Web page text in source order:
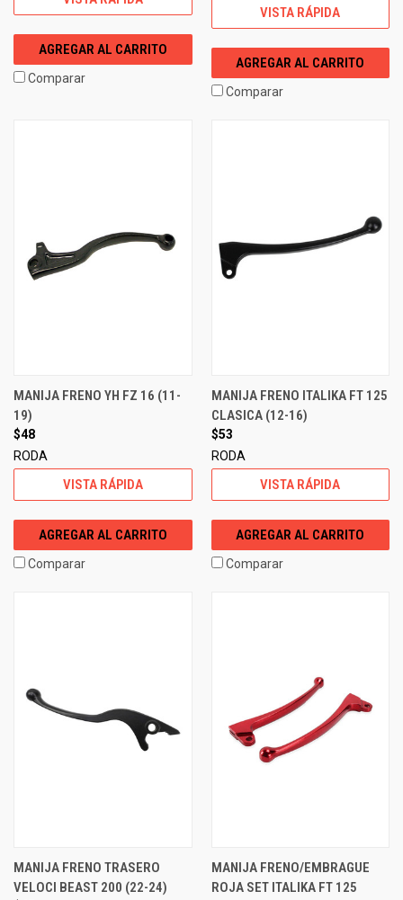
AGREGAR AL CARRITO
Comparar
VISTA RÁPIDA
AGREGAR AL CARRITO
Comparar
MANIJA FRENO YH FZ 16 (11-
19)
$48
RODA
VISTA RÁPIDA
AGREGAR AL CARRITO
Comparar
MANIJA FRENO ITALIKA FT 125
CLASICA (12-16)
$53
RODA
VISTA RÁPIDA
AGREGAR AL CARRITO
Comparar
MANIJA FRENO TRASERO
VELOCI BEAST 200 (22-24)
MANIJA FRENO/EMBRAGUE
ROJA SET ITALIKA FT 125